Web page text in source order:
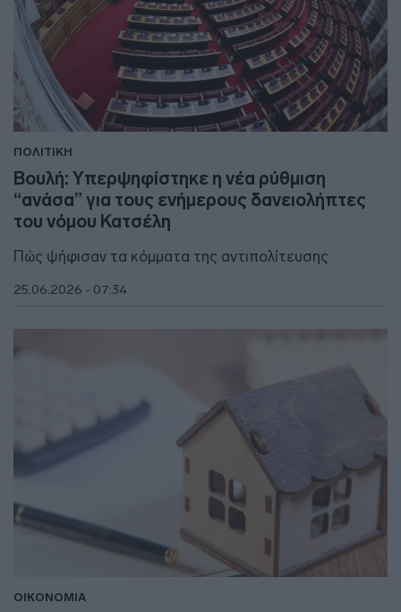
ΠΟΛΙΤΙΚΗ
Βουλή: Υπερψηφίστηκε η νέα ρύθμιση
“ανάσα” για τους ενήμερους δανειολήπτες
του νόμου Κατσέλη
Πώς ψήφισαν τα κόμματα της αντιπολίτευσης
25.06.2026 - 07:34
ΟΙΚΟΝΟΜΙΑ